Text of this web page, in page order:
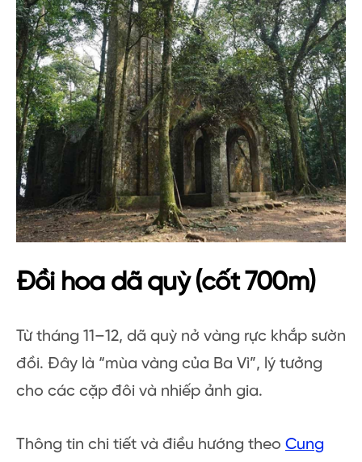
Đồi hoa dã quỳ (cốt 700m)
Từ tháng 11–12, dã quỳ nở vàng rực khắp sườn
đồi. Đây là “mùa vàng của Ba Vì”, lý tưởng
cho các cặp đôi và nhiếp ảnh gia.
Thông tin chi tiết và điều hướng theo Cung